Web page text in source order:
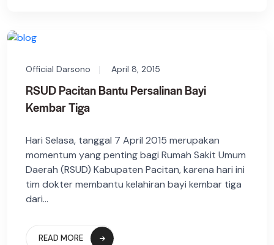
Official Darsono April 8, 2015
RSUD Pacitan Bantu Persalinan Bayi
Kembar Tiga
Hari Selasa, tanggal 7 April 2015 merupakan
momentum yang penting bagi Rumah Sakit Umum
Daerah (RSUD) Kabupaten Pacitan, karena hari ini
tim dokter membantu kelahiran bayi kembar tiga
dari...
READ MORE